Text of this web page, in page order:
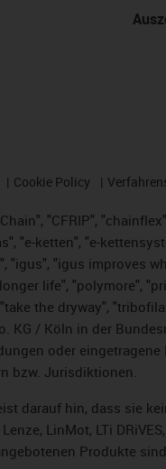
Cookie Policy
"CFRIP",
"e-ketten", "e-
"igus", "igus improves
life", "polymore",
the dryway",
KG / Köln in der
oder
bzw. Jurisdiktionen.
darauf hin, dass sie
LinMot, LTi
Produkte